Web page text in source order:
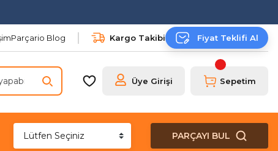
Parçario Blog Kargo Takibi Fiyat Teklifi Al
Üye Girişi Sepetim
PARÇAYI BUL